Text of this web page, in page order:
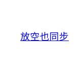
放空也同步